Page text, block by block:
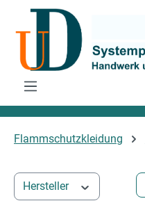
Zum Hauptinhalt springen
Flammschutzkleidung
Hersteller